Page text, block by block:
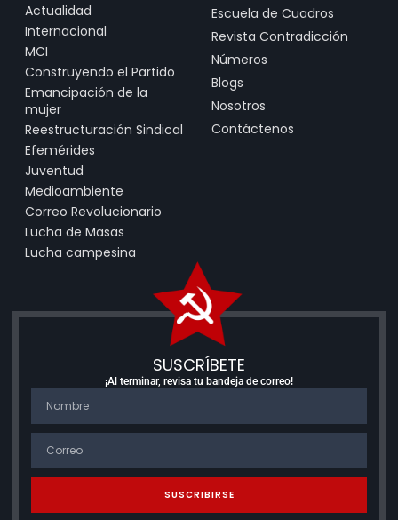
Actualidad
Internacional
MCI
Construyendo el Partido
Emancipación de la
mujer
Reestructuración Sindical
Efemérides
Juventud
Medioambiente
Correo Revolucionario
Lucha de Masas
Lucha campesina
Escuela de Cuadros
Revista Contradicción
Números
Blogs
Nosotros
Contáctenos
SUSCRÍBETE
¡Al terminar, revisa tu bandeja de correo!
SUSCRIBIRSE